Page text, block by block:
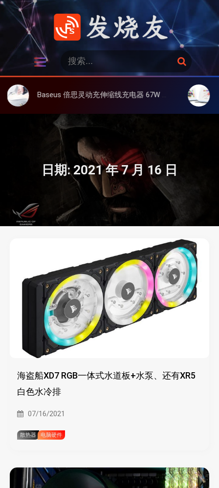
跳
发烧友
：
搜
索
Baseus 倍思灵动充伸缩线充电器 67W 3C，超耐用可伸缩线、氮化镓、3C多设备同时充 大上
日期:2021 年 7 月 16 日
海盗船XD7 RGB一体式水道板+水泵、还有XR5
白色水冷排
07/16/2021
散热器 电脑硬件